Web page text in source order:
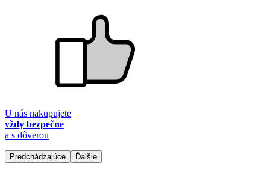
U nás nakupujete
vždy bezpečne
a s dôverou
Predchádzajúce Ďalšie